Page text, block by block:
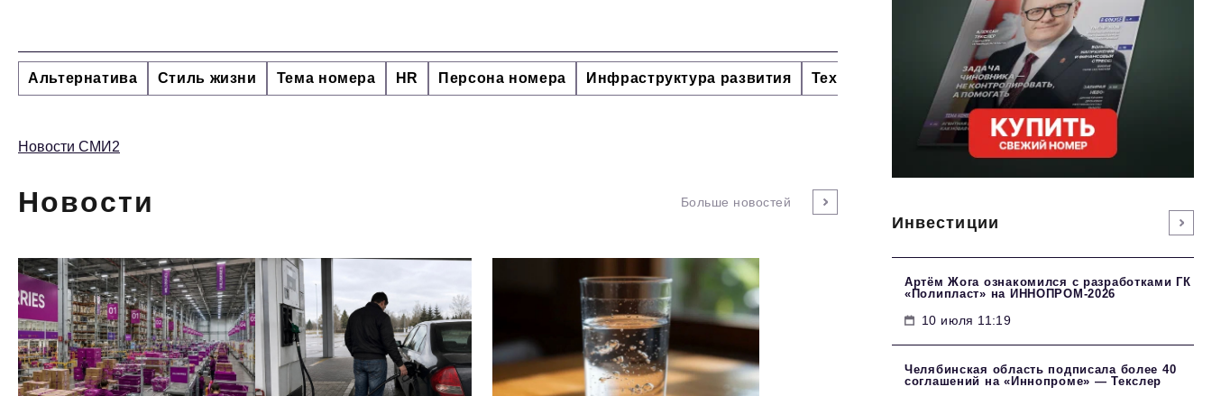
Альтернатива Стиль жизни Тема номера HR Персона номера Инфраструктура развития Технологии и тренды Ниши и рынки
Новости СМИ2
Новости Больше новостей
Инвестиции
Артём Жога ознакомился с разработками ГК
«Полипласт» на ИННОПРОМ-2026
10 июля 11:19
Челябинская область подписала более 40
соглашений на «Иннопроме» — Текслер